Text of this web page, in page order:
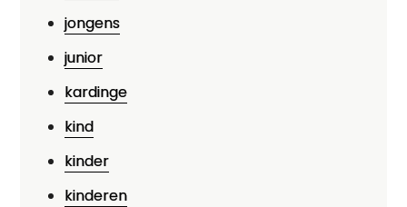
jongens
junior
kardinge
kind
kinder
kinderen